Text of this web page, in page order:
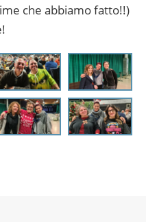
che abbiamo fatto!!)